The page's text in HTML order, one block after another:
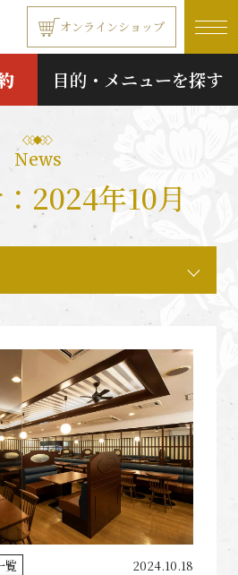
オンラインショップ
目的・メニューを探す
News
2024年10月
覧 2024.10.18